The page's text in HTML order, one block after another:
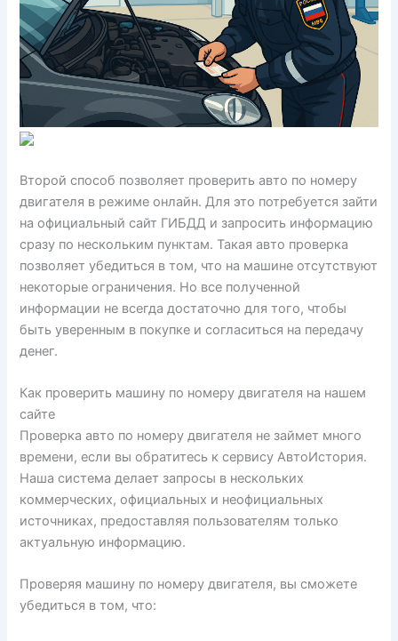
Второй способ позволяет проверить авто по номеру
двигателя в режиме онлайн. Для это потребуется зайти
на официальный сайт ГИБДД и запросить информацию
сразу по нескольким пунктам. Такая авто проверка
позволяет убедиться в том, что на машине отсутствуют
некоторые ограничения. Но все полученной
информации не всегда достаточно для того, чтобы
быть уверенным в покупке и согласиться на передачу
денег.
Как проверить машину по номеру двигателя на нашем
сайте
Проверка авто по номеру двигателя не займет много
времени, если вы обратитесь к сервису АвтоИстория.
Наша система делает запросы в нескольких
коммерческих, официальных и неофициальных
источниках, предоставляя пользователям только
актуальную информацию.
Проверяя машину по номеру двигателя, вы сможете
убедиться в том, что: